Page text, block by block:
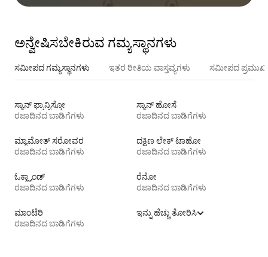
ಅನ್ವೇಷಿಸಬೇಕಿರುವ ಗಮ್ಯಸ್ಥಾನಗಳು
ಸಮೀಪದ ಗಮ್ಯಸ್ಥಾನಗಳು ಇತರ ರೀತಿಯ ವಾಸ್ತವ್ಯಗಳು ಸಮೀಪದ ಪ್ರಮುಖ
ಸ್ಯಾನ್ ಫ್ರಾನ್ಸಿಸ್ಕೋ
ರಜಾದಿನದ ಬಾಡಿಗೆಗಳು
ಸ್ಯಾನ್ ಹೋಸೆ
ರಜಾದಿನದ ಬಾಡಿಗೆಗಳು
ಮ್ಯಾಮೋತ್ ಸರೋವರ
ರಜಾದಿನದ ಬಾಡಿಗೆಗಳು
ದಕ್ಷಿಣ ಲೇಕ್ ಟಾಹೋ
ರಜಾದಿನದ ಬಾಡಿಗೆಗಳು
ಓಕ್ಲ್ಯಾಂಡ್
ರಜಾದಿನದ ಬಾಡಿಗೆಗಳು
ರೆನೋ
ರಜಾದಿನದ ಬಾಡಿಗೆಗಳು
ಮಾಂಟೆರಿ
ರಜಾದಿನದ ಬಾಡಿಗೆಗಳು
ಇನ್ನು ಹೆಚ್ಚು ತೋರಿಸಿ